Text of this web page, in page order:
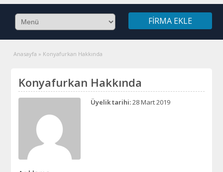
FIRMA EKLE
Anasayfa » Konyafurkan Hakkında
Konyafurkan Hakkında
Üyelik tarihi:28 Mart 2019